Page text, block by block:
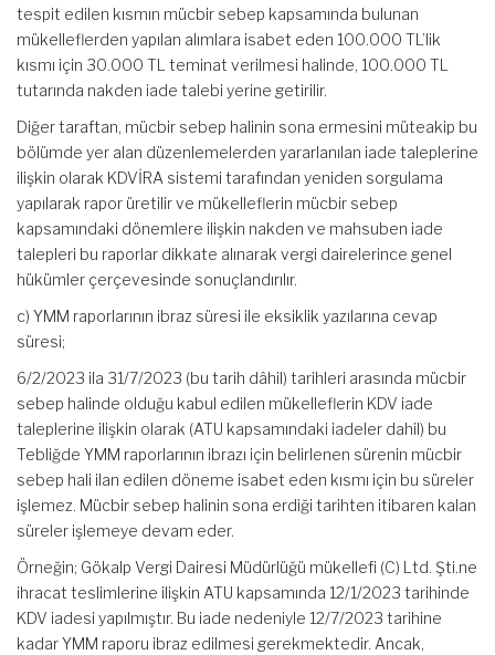
tespit edilen kısmın mücbir sebep kapsamında bulunan
mükelleflerden yapılan alımlara isabet eden 100.000 TL’lik
kısmı için 30.000 TL teminat verilmesi halinde, 100.000 TL
tutarında nakden iade talebi yerine getirilir.
Diğer taraftan, mücbir sebep halinin sona ermesini müteakip bu
bölümde yer alan düzenlemelerden yararlanılan iade taleplerine
ilişkin olarak KDVİRA sistemi tarafından yeniden sorgulama
yapılarak rapor üretilir ve mükelleflerin mücbir sebep
kapsamındaki dönemlere ilişkin nakden ve mahsuben iade
talepleri bu raporlar dikkate alınarak vergi dairelerince genel
hükümler çerçevesinde sonuçlandırılır.
c) YMM raporlarının ibraz süresi ile eksiklik yazılarına cevap
süresi;
6/2/2023 ila 31/7/2023 (bu tarih dâhil) tarihleri arasında mücbir
sebep halinde olduğu kabul edilen mükelleflerin KDV iade
taleplerine ilişkin olarak (ATU kapsamındaki iadeler dahil) bu
Tebliğde YMM raporlarının ibrazı için belirlenen sürenin mücbir
sebep hali ilan edilen döneme isabet eden kısmı için bu süreler
işlemez. Mücbir sebep halinin sona erdiği tarihten itibaren kalan
süreler işlemeye devam eder.
Örneğin; Gökalp Vergi Dairesi Müdürlüğü mükellefi (C) Ltd. Şti.ne
ihracat teslimlerine ilişkin ATU kapsamında 12/1/2023 tarihinde
KDV iadesi yapılmıştır. Bu iade nedeniyle 12/7/2023 tarihine
kadar YMM raporu ibraz edilmesi gerekmektedir. Ancak,